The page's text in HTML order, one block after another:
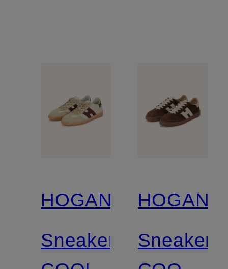
HOGAN
Sneakers
HOGAN
Sneaker